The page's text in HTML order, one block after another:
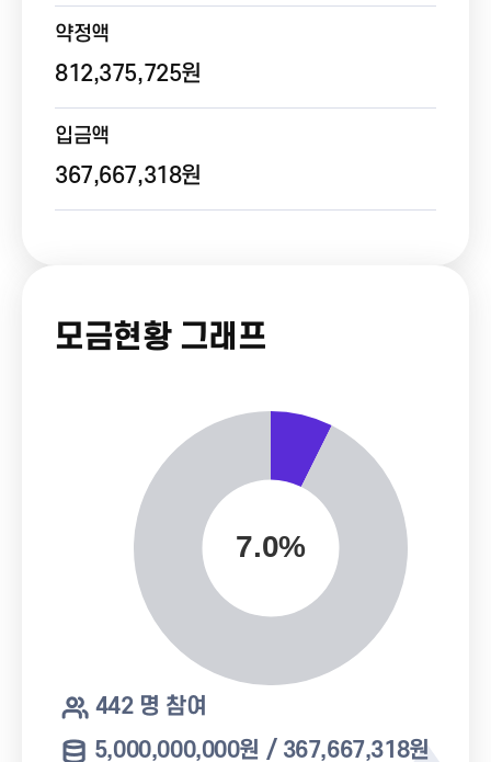
약정액
812,375,725원
입금액
367,667,318원
모금현황 그래프
442 명 참여
5,000,000,000원 / 367,667,318원